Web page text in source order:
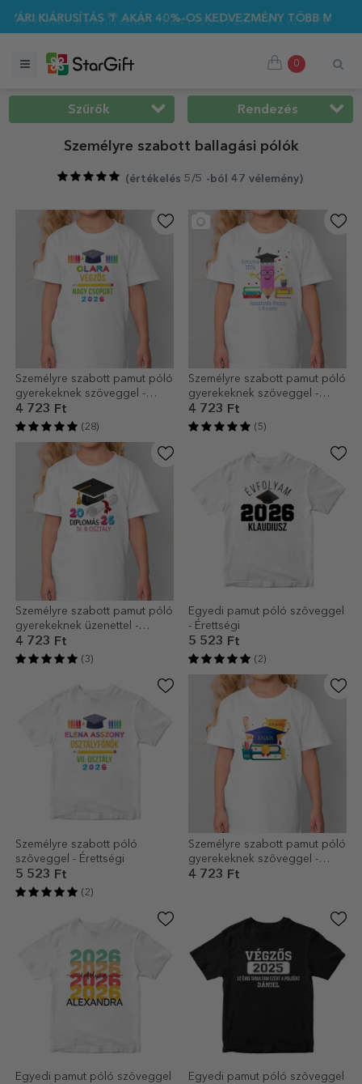
AKÁR 40%-OS KEDVEZMÉNY TÖBB MINT 100 SZEMÉLYRE
0
Szűrők Rendezés
Személyre szabott ballagási pólók
(értékelés 5/5 -ból 47 vélemény)
Személyre szabott pamut póló
gyerekeknek szöveggel -
Graduate
4 723 Ft
(28)
Személyre szabott pamut póló
gyerekeknek szöveggel -
Graduate ceruza
4 723 Ft
(5)
Személyre szabott pamut póló
gyerekeknek üzenettel -
Diplomás
4 723 Ft
(3)
Egyedi pamut póló szöveggel
- Érettségi
5 523 Ft
(2)
Személyre szabott póló
szöveggel - Érettségi
5 523 Ft
(2)
Személyre szabott pamut póló
gyerekeknek szöveggel -
Absolventa
4 723 Ft
Egyedi pamut póló szöveggel
Egyedi pamut póló szöveggel